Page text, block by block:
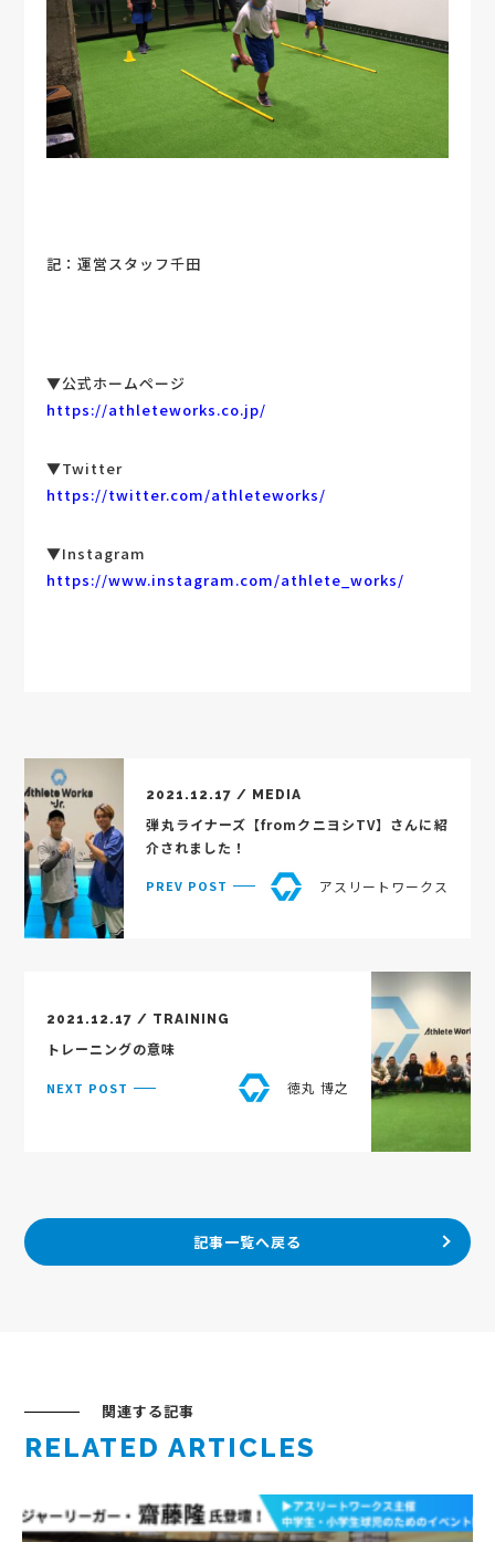
記：運営スタッフ千田
▼公式ホームページ
https://athleteworks.co.jp/
▼Twitter
https://twitter.com/athleteworks/
▼Instagram
https://www.instagram.com/athlete_works/
2021.12.17 / MEDIA
弾丸ライナーズ【fromクニヨシTV】さんに紹
介されました！
PREV POST アスリートワークス
2021.12.17 / TRAINING
トレーニングの意味
NEXT POST 徳丸 博之
記事一覧へ戻る
関連する記事
RELATED ARTICLES